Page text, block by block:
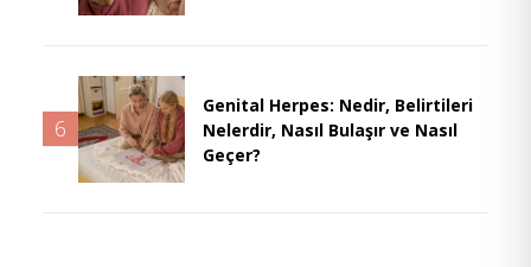
6
Genital Herpes: Nedir, Belirtileri
Nelerdir, Nasıl Bulaşır ve Nasıl
Geçer?